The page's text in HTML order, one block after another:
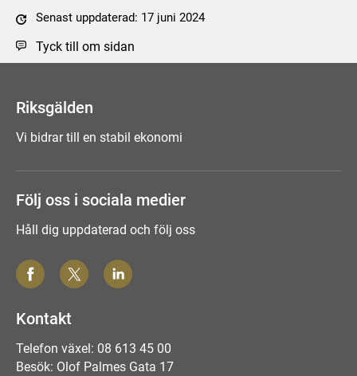
Senast uppdaterad: 17 juni 2024
Tyck till om sidan
Riksgälden
Vi bidrar till en stabil ekonomi
Följ oss i sociala medier
Håll dig uppdaterad och följ oss
Kontakt
Telefon växel: 08 613 45 00
Besök: Olof Palmes Gata 17